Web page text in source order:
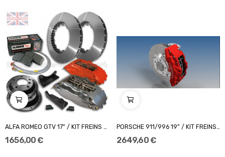
ALFA ROMEO GTV 17" / KIT FREINS COMPBRAKE PRO...
1 656,00 €
PORSCHE 911/996 19" / KIT FREINS COMPBRAKE...
2 649,60 €